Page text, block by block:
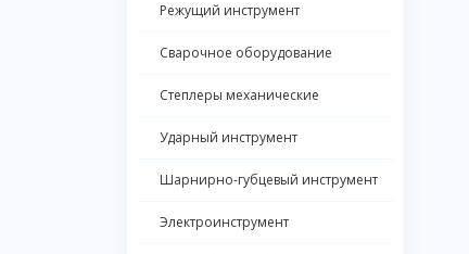
Режущий инструмент
Сварочное оборудование
Степлеры механические
Ударный инструмент
Шарнирно-губцевый инструмент
Электроинструмент